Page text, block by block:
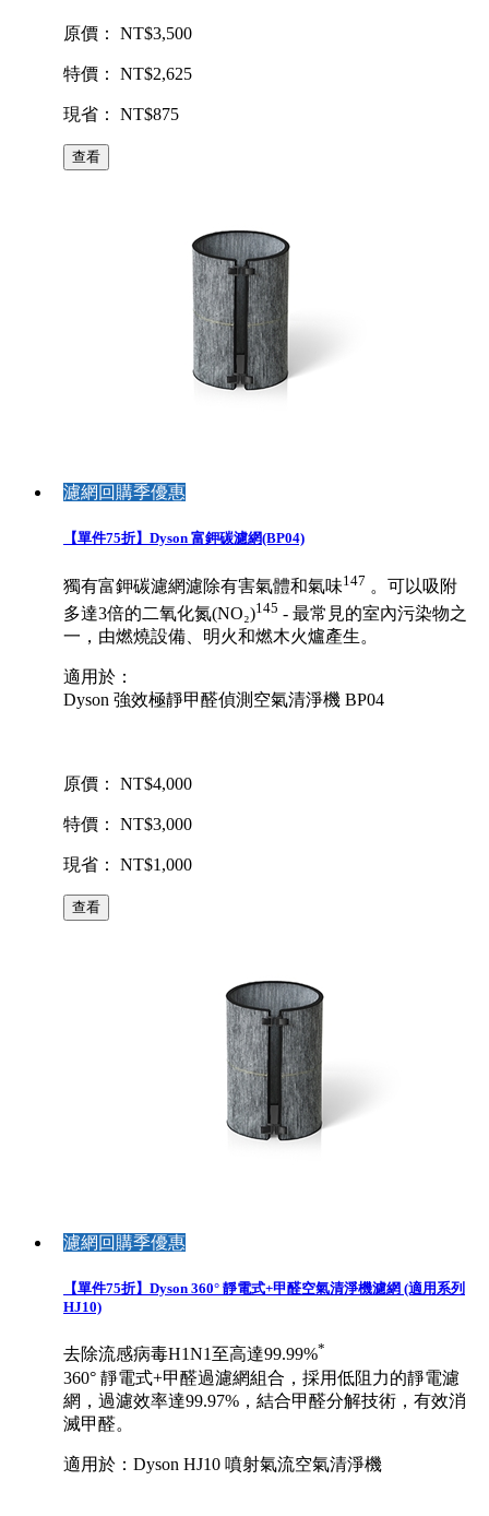
原價： NT$3,500
特價： NT$2,625
現省： NT$875
查看
濾網回購季優惠
【單件75折】Dyson 富鉀碳濾網(BP04)
獨有富鉀碳濾網濾除有害氣體和氣味147 。可以吸附
多達3倍的二氧化氮(NO₂)145 - 最常見的室內污染物之
一，由燃燒設備、明火和燃木火爐產生。
適用於：
Dyson 強效極靜甲醛偵測空氣清淨機 BP04
原價： NT$4,000
特價： NT$3,000
現省： NT$1,000
查看
濾網回購季優惠
【單件75折】Dyson 360° 靜電式+甲醛空氣清淨機濾網 (適用系列
HJ10)
去除流感病毒H1N1至高達99.99%*
360° 靜電式+甲醛過濾網組合，採用低阻力的靜電濾
網，過濾效率達99.97%，結合甲醛分解技術，有效消
滅甲醛。
適用於：Dyson HJ10 噴射氣流空氣清淨機